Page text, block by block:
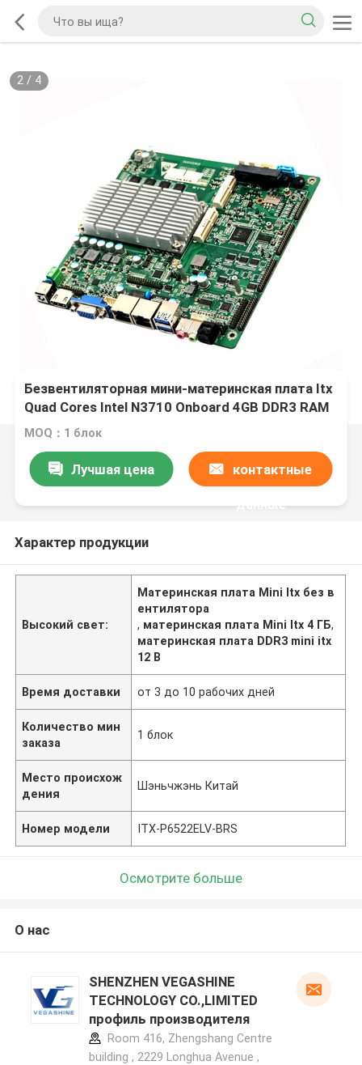
2/ 4
Безвентиляторная мини-материнская плата Itx
Quad Cores Intel N3710 Onboard 4GB DDR3 RAM
DC12V
MOQ：1 блок
Лучшая цена контактные
данные
Характер продукции
Высокий свет:
Материнская плата Mini Itx без в
ентилятора
, материнская плата Mini Itx 4 ГБ,
материнская плата DDR3 mini itx
12 В
Время доставки от 3 до 10 рабочих дней
Количество мин
заказа
1 блок
Место происхож
дения
Шэньчжэнь Китай
Номер модели ITX-P6522ELV-BRS
Осмотрите больше
О нас
SHENZHEN VEGASHINE
TECHNOLOGY CO.,LIMITED
профиль производителя
Room 416, Zhengshang Centre
building , 2229 Longhua Avenue ,